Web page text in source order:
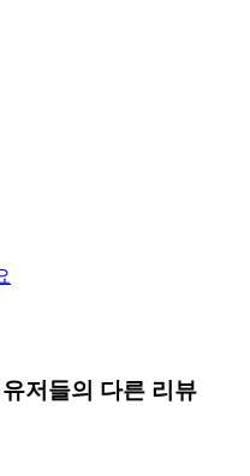
저들의 다른 리뷰